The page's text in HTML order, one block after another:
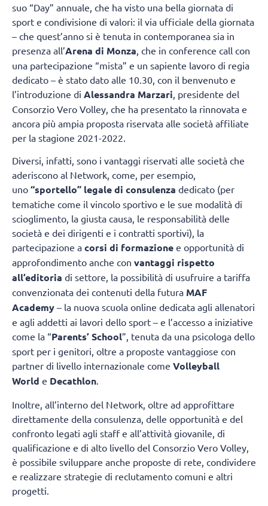
suo “Day” annuale, che ha visto una bella giornata di
sport e condivisione di valori: il via ufficiale della giornata
– che quest’anno si è tenuta in contemporanea sia in
presenza all’Arena di Monza , che in conference call con
una partecipazione “mista” e un sapiente lavoro di regia
dedicato – è stato dato alle 10.30, con il benvenuto e
l’introduzione di Alessandra Marzari , presidente del
Consorzio Vero Volley, che ha presentato la rinnovata e
ancora più ampia proposta riservata alle società affiliate
per la stagione 2021-2022.
Diversi, infatti, sono i vantaggi riservati alle società che
aderiscono al Network, come, per esempio,
uno “sportello” legale di consulenza dedicato (per
tematiche come il vincolo sportivo e le sue modalità di
scioglimento, la giusta causa, le responsabilità delle
società e dei dirigenti e i contratti sportivi), la
partecipazione a corsi di formazione e opportunità di
approfondimento anche con vantaggi rispetto
all’editoria di settore, la possibilità di usufruire a tariffa
convenzionata dei contenuti della futura MAF
Academy – la nuova scuola online dedicata agli allenatori
e agli addetti ai lavori dello sport – e l’accesso a iniziative
come la “Parents’ School”, tenuta da una psicologa dello
sport per i genitori, oltre a proposte vantaggiose con
partner di livello internazionale come Volleyball
World e Decathlon.
Inoltre, all’interno del Network, oltre ad approfittare
direttamente della consulenza, delle opportunità e del
confronto legati agli staff e all’attività giovanile, di
qualificazione e di alto livello del Consorzio Vero Volley,
è possibile sviluppare anche proposte di rete, condividere
e realizzare strategie di reclutamento comuni e altri
progetti.